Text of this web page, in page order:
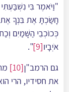
"וַיֹּאמֶר בִּי
חָשַׂכְתָּ אֶת בִּנְךָ אֶת
כְּכוֹכְבֵי הַשָּׁמַיִם
אֹיְבָיו[9]
".
גם הרמב"ן[10]
את חסידיו, הרי